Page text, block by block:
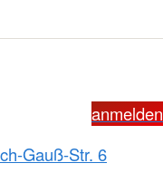
anmelden
Gauß-Str. 6